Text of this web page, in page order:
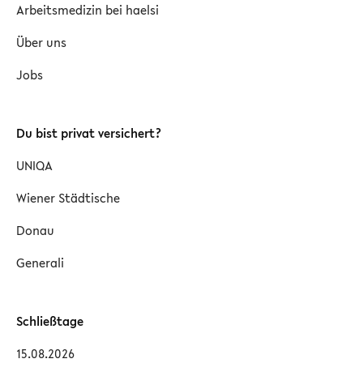
Arbeitsmedizin bei haelsi
Über uns
Jobs
Du bist privat versichert?
UNIQA
Wiener Städtische
Donau
Generali
Schließtage
15.08.2026